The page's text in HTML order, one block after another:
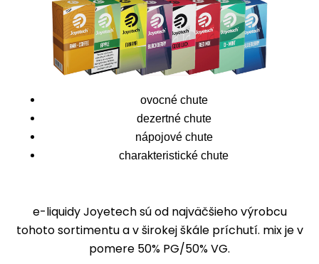
ovocné chute
dezertné chute
nápojové chute
charakteristické chute
e-liquidy Joyetech sú od najväčšieho výrobcu
tohoto sortimentu a v širokej škále príchutí. mix je v
pomere 50% PG/50% VG.